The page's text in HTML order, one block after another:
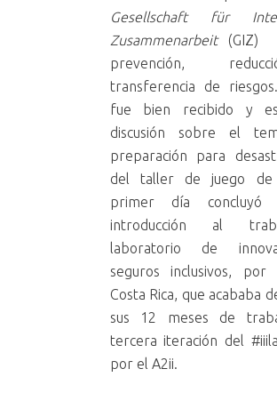
Gesellschaft für
Zusammenarbeit(GIZ)
prevención,
transferencia de
fue bien recibido y
discusión sobre el
preparación para
del taller de juego de
primer día concluyó
introducción al
laboratorio de
seguros inclusivos,
Costa Rica, que acababa
sus 12 meses de
tercera iteración del
por el A2ii.